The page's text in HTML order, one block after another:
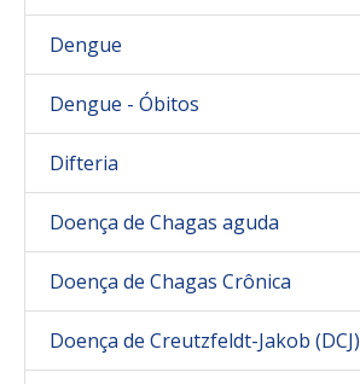
Dengue
Dengue - Óbitos
Difteria
Doença de Chagas aguda
Doença de Chagas Crônica
Doença de Creutzfeldt-Jakob (DCJ)